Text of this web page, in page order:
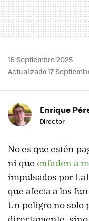
16 Septiembre 2025
Actualizado 17
Enrique
Director
No es que estén
ni que enfaden a
impulsados por
que afecta a los
Un peligro no solo